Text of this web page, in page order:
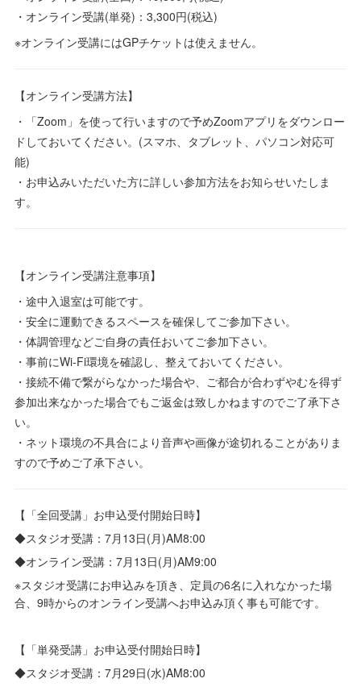
・オンライン受講(単発)：3,300円(税込)
※オンライン受講にはGPチケットは使えません。
【オンライン受講方法】
・「Zoom」を使って行いますので予めZoomアプリをダウンロー
ドしておいてください。(スマホ、タブレット、パソコン対応可
能)
・お申込みいただいた方に詳しい参加方法をお知らせいたしま
す。
【オンライン受講注意事項】
・途中入退室は可能です。
・安全に運動できるスペースを確保してご参加下さい。
・体調管理などご自身の責任おいてご参加下さい。
・事前にWi-Fi環境を確認し、整えておいてください。
・接続不備で繋がらなかった場合や、ご都合が合わずやむを得ず
参加出来なかった場合でもご返金は致しかねますのでご了承下さ
い。
・ネット環境の不具合により音声や画像が途切れることがありま
すので予めご了承下さい。
【「全回受講」お申込受付開始日時】
◆スタジオ受講：7月13日(月)AM8:00
◆オンライン受講：7月13日(月)AM9:00
※スタジオ受講にお申込みを頂き、定員の6名に入れなかった場
合、9時からのオンライン受講へお申込み頂く事も可能です。
【「単発受講」お申込受付開始日時】
◆スタジオ受講：7月29日(水)AM8:00